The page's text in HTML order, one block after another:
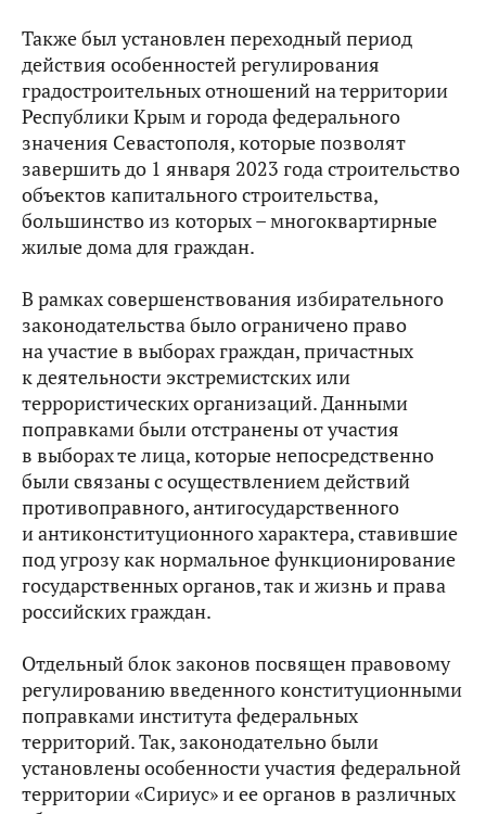
Также был установлен переходный период
действия особенностей регулирования
градостроительных отношений на территории
Республики Крым и города федерального
значения Севастополя, которые позволят
завершить до 1 января 2023 года строительство
объектов капитального строительства,
большинство из которых – многоквартирные
жилые дома для граждан.
В рамках совершенствования избирательного
законодательства было ограничено право
на участие в выборах граждан, причастных
к деятельности экстремистских или
террористических организаций. Данными
поправками были отстранены от участия
в выборах те лица, которые непосредственно
были связаны с осуществлением действий
противоправного, антигосударственного
и антиконституционного характера, ставившие
под угрозу как нормальное функционирование
государственных органов, так и жизнь и права
российских граждан.
Отдельный блок законов посвящен правовому
регулированию введенного конституционными
поправками института федеральных
территорий. Так, законодательно были
установлены особенности участия федеральной
территории «Сириус» и ее органов в различных